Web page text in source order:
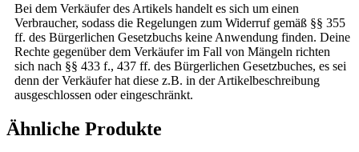
Bei dem Verkäufer des Artikels handelt es sich um einen
Verbraucher, sodass die Regelungen zum Widerruf gemäß §§ 355
ff. des Bürgerlichen Gesetzbuchs keine Anwendung finden. Deine
Rechte gegenüber dem Verkäufer im Fall von Mängeln richten
sich nach §§ 433 f., 437 ff. des Bürgerlichen Gesetzbuches, es sei
denn der Verkäufer hat diese z.B. in der Artikelbeschreibung
ausgeschlossen oder eingeschränkt.
Ähnliche Produkte